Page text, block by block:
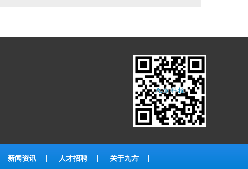
新闻资讯 人才招聘 关于九方